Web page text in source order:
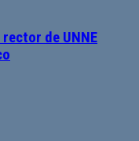
de UNNE